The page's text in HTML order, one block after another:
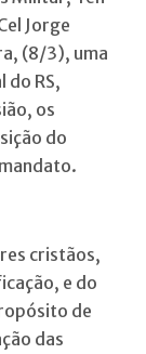
Jorge
(8/3), uma
do RS,
os
do
cristãos,
e do
de
das